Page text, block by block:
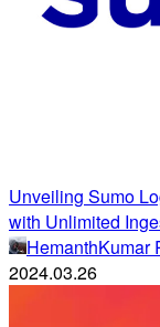
Unveiling Sumo
with Unlimited
HemanthKumar
2024.03.26